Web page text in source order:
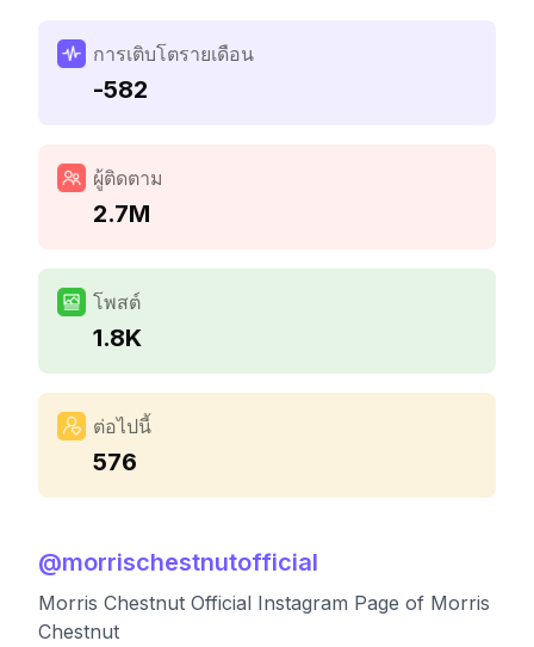
การเติบโตรายเดือน
-582
ผู้ติดตาม
2.7M
โพสต์
1.8K
ต่อไปนี้
576
@morrischestnutofficial
Morris Chestnut Official Instagram Page of Morris
Chestnut